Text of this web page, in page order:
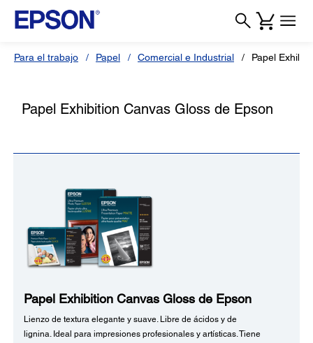
Para el trabajo Papel Comercial e Industrial Papel
Papel Exhibition Canvas Gloss de Epson
Papel Exhibition Canvas Gloss de Epson
Lienzo de textura elegante y suave. Libre de ácidos y de
lignina. Ideal para impresiones profesionales y artísticas. Tiene